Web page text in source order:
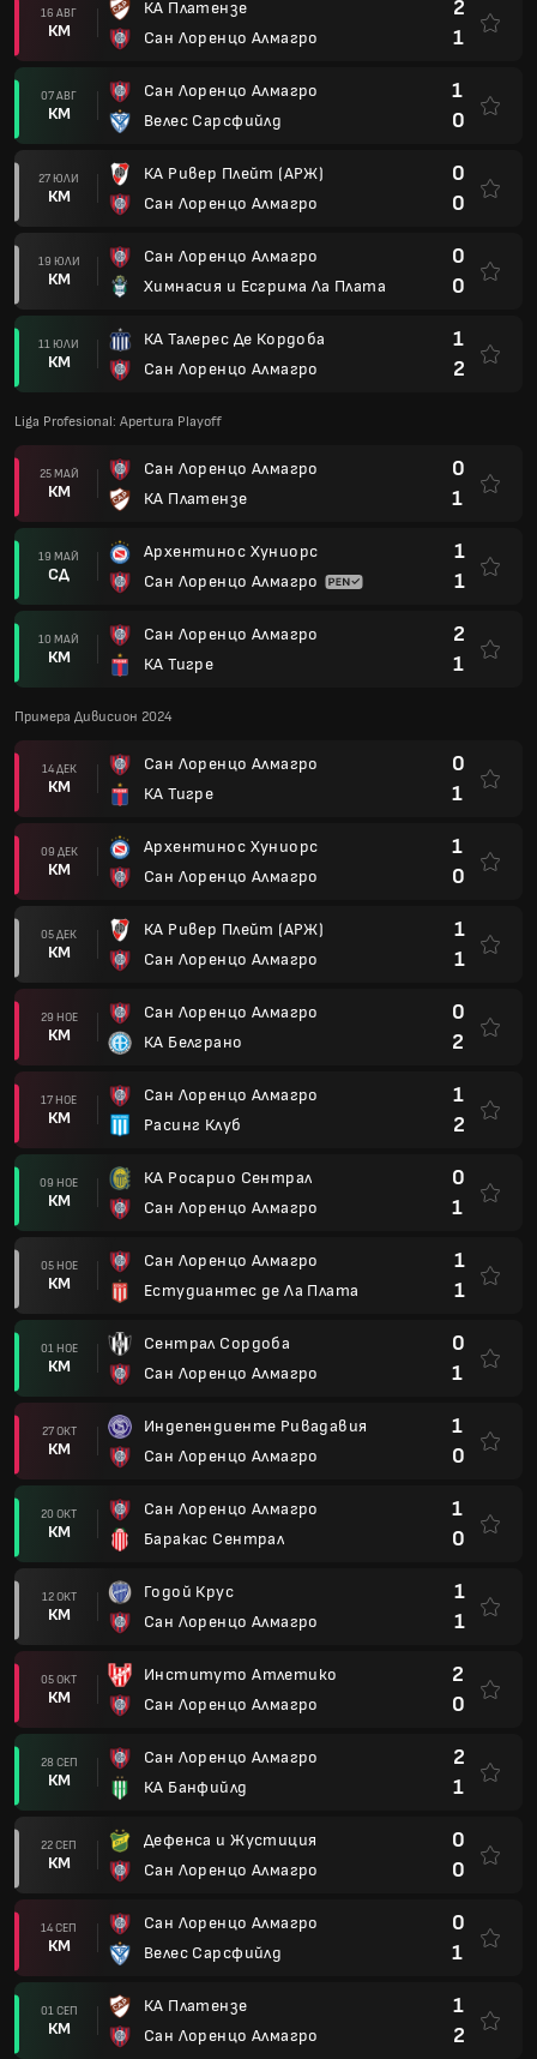
16 АВГ
КМ
КА Платензе
Сан Лоренцо Алмагро
2
1
07 АВГ
КМ
Сан Лоренцо Алмагро
Велес Сарсфийлд
1
0
27 ЮЛИ
КМ
КА Ривер Плейт (АРЖ)
Сан Лоренцо Алмагро
0
0
19 ЮЛИ
КМ
Сан Лоренцо Алмагро
Химнасия и Есгрима Ла Плата
0
0
11 ЮЛИ
КМ
КА Талерес Де Кордоба
Сан Лоренцо Алмагро
1
2
Liga Profesional: Apertura Playoff
25 МАЙ
КМ
Сан Лоренцо Алмагро
КА Платензе
0
1
19 МАЙ
СД
Архентинос Хуниорс
Сан Лоренцо Алмагро
1
1
10 МАЙ
КМ
Сан Лоренцо Алмагро
КА Тигре
2
1
Примера Дивисион 2024
14 ДЕК
КМ
Сан Лоренцо Алмагро
КА Тигре
0
1
09 ДЕК
КМ
Архентинос Хуниорс
Сан Лоренцо Алмагро
1
0
05 ДЕК
КМ
КА Ривер Плейт (АРЖ)
Сан Лоренцо Алмагро
1
1
29 НОЕ
КМ
Сан Лоренцо Алмагро
КА Белграно
0
2
17 НОЕ
КМ
Сан Лоренцо Алмагро
Расинг Клуб
1
2
09 НОЕ
КМ
КА Росарио Сентрал
Сан Лоренцо Алмагро
0
1
05 НОЕ
КМ
Сан Лоренцо Алмагро
Естудиантес де Ла Плата
1
1
01 НОЕ
КМ
Сентрал Сордоба
Сан Лоренцо Алмагро
0
1
27 ОКТ
КМ
Индепендиенте Ривадавия
Сан Лоренцо Алмагро
1
0
20 ОКТ
КМ
Сан Лоренцо Алмагро
Баракас Сентрал
1
0
12 ОКТ
КМ
Годой Крус
Сан Лоренцо Алмагро
1
1
05 ОКТ
КМ
Институто Атлетико
Сан Лоренцо Алмагро
2
0
28 СЕП
КМ
Сан Лоренцо Алмагро
КА Банфийлд
2
1
22 СЕП
КМ
Дефенса и Жустиция
Сан Лоренцо Алмагро
0
0
14 СЕП
КМ
Сан Лоренцо Алмагро
Велес Сарсфийлд
0
1
01 СЕП
КМ
КА Платензе
Сан Лоренцо Алмагро
1
2